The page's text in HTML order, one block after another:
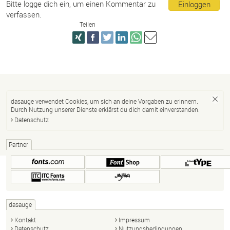
Einloggen
Bitte logge dich ein, um einen Kommentar zu
verfassen.
Teilen
dasauge verwendet Cookies, um sich an deine Vorgaben zu erinnern.
Durch Nutzung unserer Dienste erklärst du dich damit einverstanden.
Datenschutz
Partner
dasauge
Kontakt
Impressum
Datenschutz
Nutzungsbedingungen